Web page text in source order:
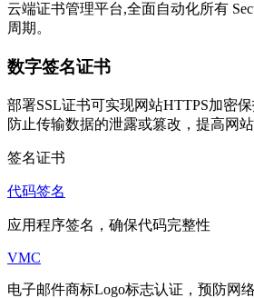
云端证书管理平台,全面自动化所有
周期。
数字签名证书
部署SSL证书可实现网站HTTPS加密
防止传输数据的泄露或篡改，提高网
签名证书
代码签名
应用程序签名，确保代码完整性
VMC
电子邮件商标Logo标志认证，预防网